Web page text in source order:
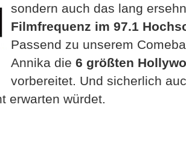
sondern auch das lang
Filmfrequenz im 97.1
Passend zu unserem
Annika die 6 größten
vorbereitet. Und sicherlich
erwarten würdet.